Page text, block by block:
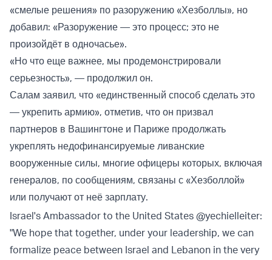
«смелые решения» по разоружению «Хезболлы», но
добавил: «Разоружение — это процесс; это не
произойдёт в одночасье».
«Но что еще важнее, мы продемонстрировали
серьезность», — продолжил он.
Салам заявил, что «единственный способ сделать это
— укрепить армию», отметив, что он призвал
партнеров в Вашингтоне и Париже продолжать
укреплять недофинансируемые ливанские
вооруженные силы, многие офицеры которых, включая
генералов, по сообщениям, связаны с «Хезболлой»
или получают от неё зарплату.
Israel's Ambassador to the United States @yechielleiter:
"We hope that together, under your leadership, we can
formalize peace between Israel and Lebanon in the very